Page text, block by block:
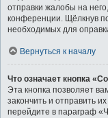
отправки жалобы на
конференции. Щёлкнув
необходимых для
Вернуться к началу
Что означает кнопка
Эта кнопка позволяет
закончить и отправить
перейдите в параграф